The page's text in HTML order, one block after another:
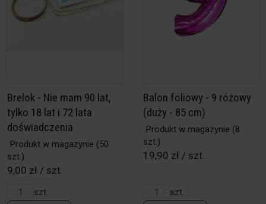
Brelok - Nie mam 90 lat,
tylko 18 lat i 72 lata
doświadczenia
Produkt w magazynie (50
szt.)
9,00 zł / szt.
szt.
Balon foliowy - 9 różowy
(duży - 85 cm)
Produkt w magazynie (8
szt.)
19,90 zł / szt.
szt.